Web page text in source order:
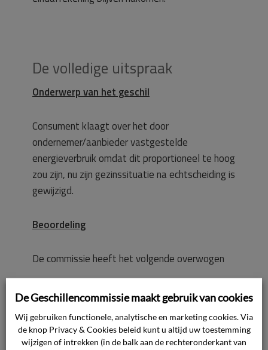
De volledige uitspraak
Onderwerp van het geschil
Consument klaagt over het door
ondernemer/aanbieder vastgestelde
energieverbruik omdat dit proportioneel te hoog
zou zijn, nu zijn gezinssituatie na echtscheiding is
gewijzigd.
Beoordeling
De commissie heeft het volgende overwogen
De commissie stelt vast dat tussen partijen een
leveringsovereenkomst van gas en elektriciteit
heeft bestaan van 14 november 2024 – 11
januari 2026 en dat de meterstanden zijn
De Geschillencommissie maakt gebruik van cookies
Wij gebruiken functionele, analytische en marketing cookies. Via
de knop Privacy & Cookies beleid kunt u altijd uw toestemming
wijzigen of intrekken (in de balk aan de rechteronderkant van